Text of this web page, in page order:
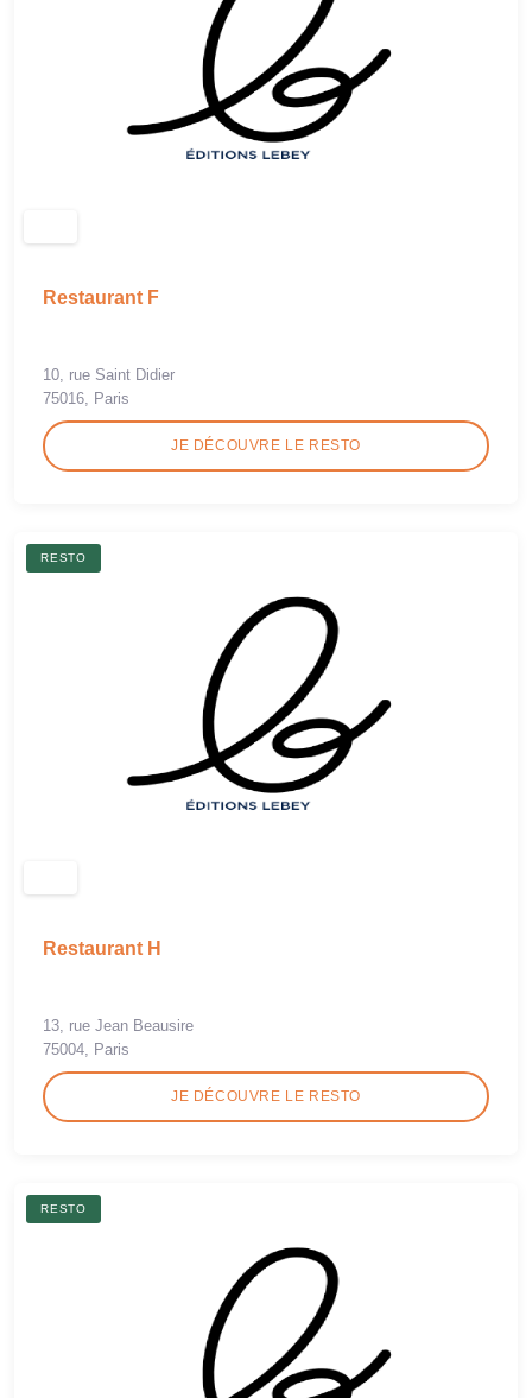
Restaurant F
10, rue Saint Didier
75016, Paris
JE DÉCOUVRE LE RESTO
RESTO
Restaurant H
13, rue Jean Beausire
75004, Paris
JE DÉCOUVRE LE RESTO
RESTO